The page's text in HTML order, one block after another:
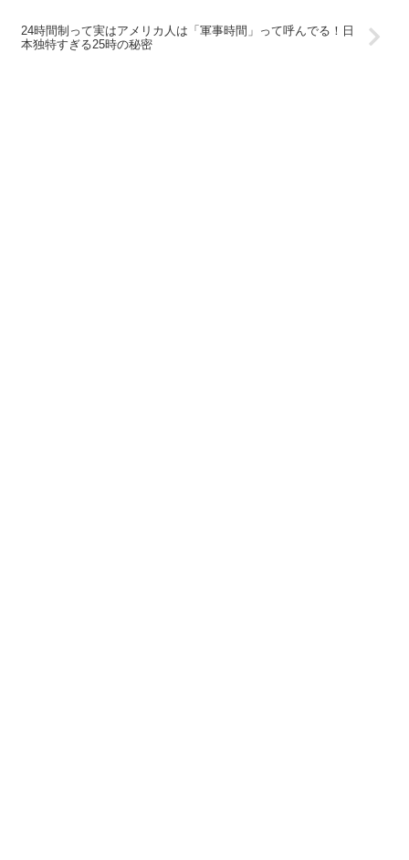
24時間制って実はアメリカ人は「軍事時間」って呼んでる！日
本独特すぎる25時の秘密